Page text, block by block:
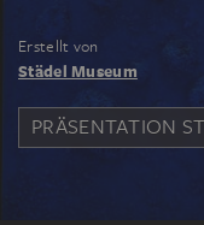
Erstellt von
Städel Museum
PRÄSENTATION